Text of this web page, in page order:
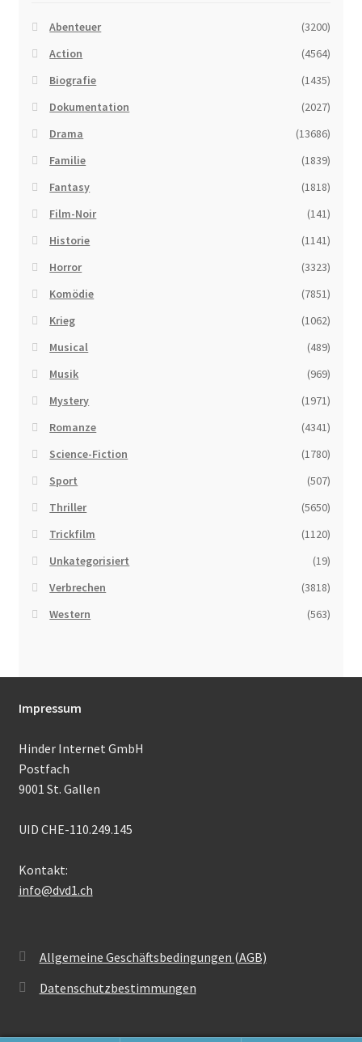
Abenteuer
(3200)
Action
(4564)
Biografie
(1435)
Dokumentation
(2027)
Drama
(13686)
Familie
(1839)
Fantasy
(1818)
Film-Noir
(141)
Historie
(1141)
Horror
(3323)
Komödie
(7851)
Krieg
(1062)
Musical
(489)
Musik
(969)
Mystery
(1971)
Romanze
(4341)
Science-Fiction
(1780)
Sport
(507)
Thriller
(5650)
Trickfilm
(1120)
Unkategorisiert
(19)
Verbrechen
(3818)
Western
(563)
Impressum
Hinder Internet GmbH
Postfach
9001 St. Gallen
UID CHE-110.249.145
Kontakt:
info@dvd1.ch
Allgemeine Geschäftsbedingungen (AGB)
Datenschutzbestimmungen